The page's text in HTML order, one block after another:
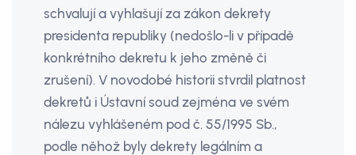
schvalují a vyhlašují za zákon dekrety
presidenta republiky (nedošlo-li v případě
konkrétního dekretu k jeho změně či
zrušení). V novodobé historii stvrdil platnost
dekretů i Ústavní soud zejména ve svém
nálezu vyhlášeném pod č. 55/1995 Sb.,
podle něhož byly dekrety legálním a